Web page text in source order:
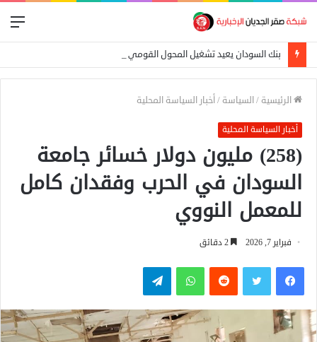
بنك السودان يعيد تشغيل المحول القومي للدفع الإلكتروني
الرئيسية /السياسة /أخبار السياسة المحلية
أخبار السياسة المحلية
(258) مليون دولار خسائر جامعة
السودان في الحرب وفقدان كامل
للمعمل النووي
فبراير 7, 2026
فيسبوكتويتر واتساب تيلقرام